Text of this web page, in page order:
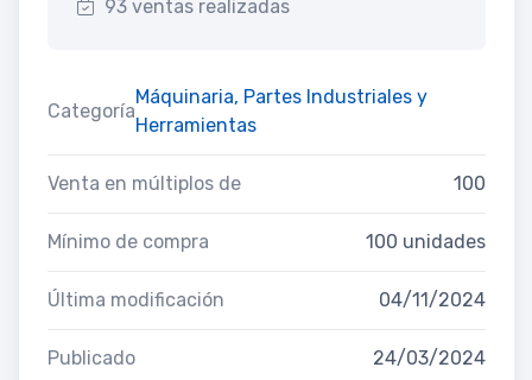
93 ventas realizadas
Categoría
Máquinaria, Partes Industriales y
Herramientas
Venta en múltiplos de 100
Mínimo de compra 100 unidades
Última modificación 04/11/2024
Publicado 24/03/2024